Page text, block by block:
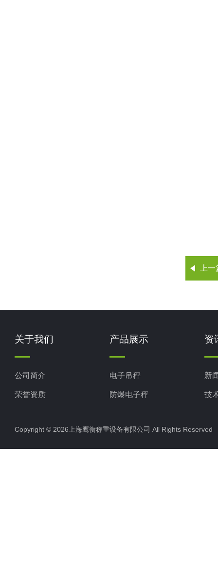
上
关于我们
公司简介
荣誉资质
产品展示
电子吊秤
防爆电子秤
电子汽车衡
电子天平
资
新
技
Copyright © 2026上海鹰衡称重设备有限公司 All Rights